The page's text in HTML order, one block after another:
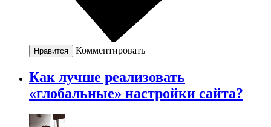
Нравится Комментировать
Как лучше реализовать
«глобальные» настройки сайта?